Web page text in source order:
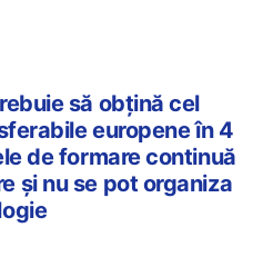
să obțină cel
europene în 4
de formare continuă
și nu se pot organiza